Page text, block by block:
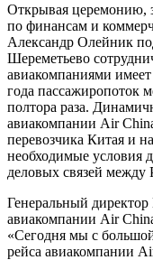
Открывая церемонию,
по финансам и
Александр Олейник
Шереметьево
авиакомпаниями имеет
года пассажиропоток
полтора раза.
авиакомпании Air
перевозчика Китая и
необходимые условия
деловых связей
Генеральный директор
авиакомпании Air
«Сегодня мы с
рейса авиакомпании